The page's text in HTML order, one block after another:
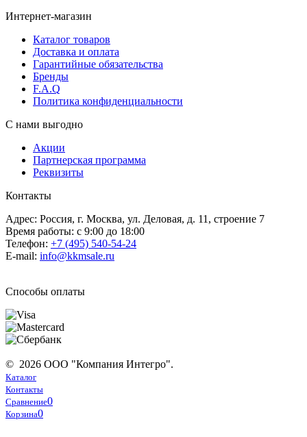
Интернет-магазин
Каталог товаров
Доставка и оплата
Гарантийные обязательства
Бренды
F.A.Q
Политика конфиденциальности
С нами выгодно
Акции
Партнерская программа
Реквизиты
Контакты
Адрес: Россия, г. Москва, ул. Деловая, д. 11, строение 7
Время работы: с 9:00 до 18:00
Телефон: +7 (495) 540-54-24
E-mail: info@kkmsale.ru
Способы оплаты
© 2026 ООО "Компания Интегро".
Каталог
Контакты
Сравнение0
Корзина0